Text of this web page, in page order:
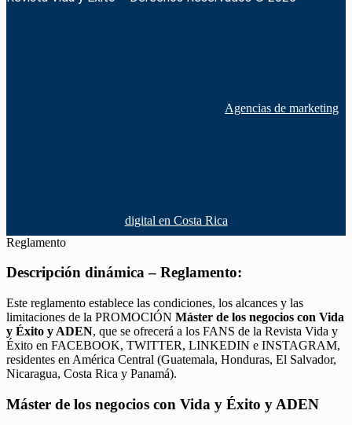
Agencias de marketing
digital en Costa Rica
Reglamento
Descripción dinámica – Reglamento:
Este reglamento establece las condiciones, los alcances y las
limitaciones de la PROMOCIÓN Máster de los negocios con Vida
y Éxito y ADEN, que se ofrecerá a los FANS de la Revista Vida y
Éxito en FACEBOOK, TWITTER, LINKEDIN e INSTAGRAM,
residentes en América Central (Guatemala, Honduras, El Salvador,
Nicaragua, Costa Rica y Panamá).
Máster de los negocios con Vida y Éxito y ADEN